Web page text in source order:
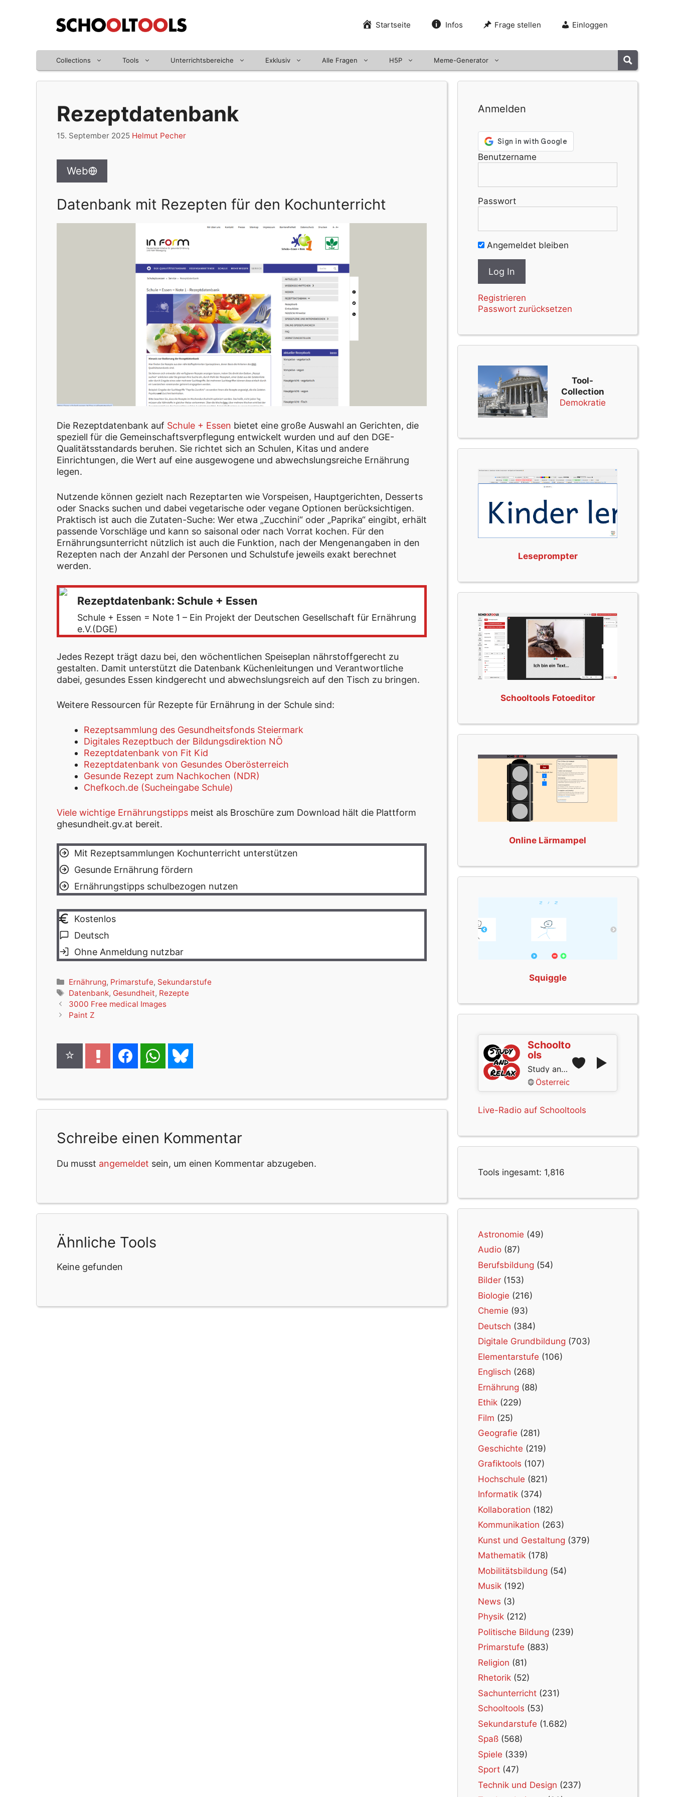
Startseite Infos Frage stellen Einloggen
Collections Tools Unterrichtsbereiche Exklusiv Alle Fragen H5P Meme-Generator
Rezeptdatenbank
15. September 2025 Helmut Pecher
Web
Datenbank mit Rezepten für den Kochunterricht
Die Rezeptdatenbank auf Schule + Essen bietet eine große Auswahl an Gerichten, die
speziell für die Gemeinschaftsverpflegung entwickelt wurden und auf den DGE-
Qualitätsstandards beruhen. Sie richtet sich an Schulen, Kitas und andere
Einrichtungen, die Wert auf eine ausgewogene und abwechslungsreiche Ernährung
legen.
Nutzende können gezielt nach Rezeptarten wie Vorspeisen, Hauptgerichten, Desserts
oder Snacks suchen und dabei vegetarische oder vegane Optionen berücksichtigen.
Praktisch ist auch die Zutaten-Suche: Wer etwa „Zucchini“ oder „Paprika“ eingibt, erhält
passende Vorschläge und kann so saisonal oder nach Vorrat kochen. Für den
Ernährungsunterricht nützlich ist auch die Funktion, nach der Mengenangaben in den
Rezepten nach der Anzahl der Personen und Schulstufe jeweils exakt berechnet
werden.
Rezeptdatenbank: Schule + Essen
Schule + Essen = Note 1 – Ein Projekt der Deutschen Gesellschaft für Ernährung
e.V.(DGE)
Jedes Rezept trägt dazu bei, den wöchentlichen Speiseplan nährstoffgerecht zu
gestalten. Damit unterstützt die Datenbank Küchenleitungen und Verantwortliche
dabei, gesundes Essen kindgerecht und abwechslungsreich auf den Tisch zu bringen.
Weitere Ressourcen für Rezepte für Ernährung in der Schule sind:
Rezeptsammlung des Gesundheitsfonds Steiermark
Digitales Rezeptbuch der Bildungsdirektion NÖ
Rezeptdatenbank von Fit Kid
Rezeptdatenbank von Gesundes Oberösterreich
Gesunde Rezept zum Nachkochen (NDR)
Chefkoch.de (Sucheingabe Schule)
Viele wichtige Ernährungstipps meist als Broschüre zum Download hält die Plattform
ghesundheit.gv.at bereit.
Mit Rezeptsammlungen Kochunterricht unterstützen
Gesunde Ernährung fördern
Ernährungstipps schulbezogen nutzen
Kostenlos
Deutsch
Ohne Anmeldung nutzbar
Kategorien
Ernährung, Primarstufe, Sekundarstufe
Schlagwörter
Datenbank, Gesundheit, Rezepte
3000 Free medical Images
Paint Z
Schreibe einen Kommentar
Du musst angemeldet sein, um einen Kommentar abzugeben.
Ähnliche Tools
Keine gefunden
Anmelden
Benutzername
Passwort
Angemeldet bleiben
Registrieren
Passwort zurücksetzen
Tool-
Collection
Demokratie
Leseprompter
Schooltools Fotoeditor
Online Lärmampel
Squiggle
Schoolto
ols
Study and Relax
Österreich
Live-Radio auf Schooltools
Tools ingesamt: 1,816
Astronomie (49)
Audio (87)
Berufsbildung (54)
Bilder (153)
Biologie (216)
Chemie (93)
Deutsch (384)
Digitale Grundbildung (703)
Elementarstufe (106)
Englisch (268)
Ernährung (88)
Ethik (229)
Film (25)
Geografie (281)
Geschichte (219)
Grafiktools (107)
Hochschule (821)
Informatik (374)
Kollaboration (182)
Kommunikation (263)
Kunst und Gestaltung (379)
Mathematik (178)
Mobilitätsbildung (54)
Musik (192)
News (3)
Physik (212)
Politische Bildung (239)
Primarstufe (883)
Religion (81)
Rhetorik (52)
Sachunterricht (231)
Schooltools (53)
Sekundarstufe (1.682)
Spaß (568)
Spiele (339)
Sport (47)
Technik und Design (237)